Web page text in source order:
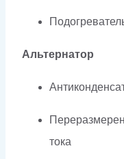
Альтернатор
тока